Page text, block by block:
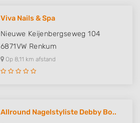
Viva Nails & Spa
Nieuwe Keijenbergseweg 104
6871VW Renkum
Op 8,11 km afstand
Allround Nagelstyliste Debby Bo..